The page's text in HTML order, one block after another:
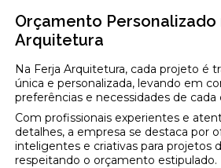
Orçamento Personalizado
Arquitetura
Na Ferja Arquitetura, cada projeto é
única e personalizada, levando em
preferências e necessidades de cada
Com profissionais experientes e
detalhes, a empresa se destaca por
inteligentes e criativas para projetos
respeitando o orçamento estipulado.